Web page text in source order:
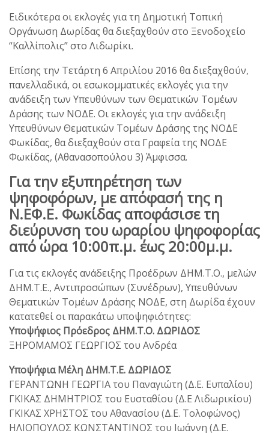
Ειδικότερα οι εκλογές για τη Δημοτική Τοπική
Οργάνωση Δωρίδας θα διεξαχθούν στο Ξενοδοχείο
“Καλλίπολις” στο Λιδωρίκι.
Επίσης την Τετάρτη 6 Απριλίου 2016 θα διεξαχθούν,
πανελλαδικά, οι εσωκομματικές εκλογές για την
ανάδειξη των Υπευθύνων των Θεματικών Τομέων
Δράσης των ΝΟΔΕ. Οι εκλογές για την ανάδειξη
Υπευθύνων Θεματικών Τομέων Δράσης της ΝΟΔΕ
Φωκίδας, θα διεξαχθούν στα Γραφεία της ΝΟΔΕ
Φωκίδας, (Αθανασοπούλου 3) Άμφισσα.
Για την εξυπηρέτηση των
ψηφοφόρων, με απόφασή της η
Ν.ΕΦ.Ε. Φωκίδας αποφάσισε τη
διεύρυνση του ωραρίου ψηφοφορίας
από ώρα 10:00π.μ. έως 20:00μ.μ.
Για τις εκλογές ανάδειξης Προέδρων ΔΗΜ.Τ.Ο., μελών
ΔΗΜ.Τ.Ε., Αντιπροσώπων (Συνέδρων), Υπευθύνων
Θεματικών Τομέων Δράσης ΝΟΔΕ, στη Δωρίδα έχουν
κατατεθεί οι παρακάτω υποψηφιότητες:
Υποψήφιος Πρόεδρος ΔΗΜ.Τ.Ο. ΔΩΡΙΔΟΣ
ΞΗΡΟΜΑΜΟΣ ΓΕΩΡΓΙΟΣ του Ανδρέα
Υποψήφια Μέλη ΔΗΜ.Τ.Ε. ΔΩΡΙΔΟΣ
ΓΕΡΑΝΤΩΝΗ ΓΕΩΡΓΙΑ του Παναγιώτη (Δ.Ε. Ευπαλίου)
ΓΚΙΚΑΣ ΔΗΜΗΤΡΙΟΣ του Ευσταθίου (Δ.Ε Λιδωρικίου)
ΓΚΙΚΑΣ ΧΡΗΣΤΟΣ του Αθανασίου (Δ.Ε. Τολοφώνος)
ΗΛΙΟΠΟΥΛΟΣ ΚΩΝΣΤΑΝΤΙΝΟΣ του Ιωάννη (Δ.Ε.